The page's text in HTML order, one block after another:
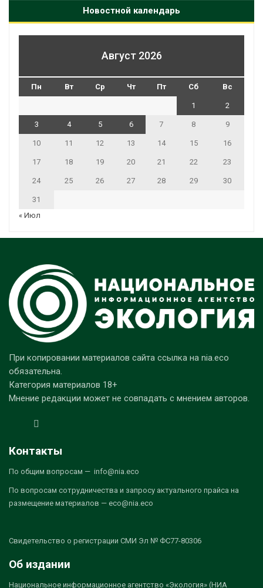
Новостной календарь
Август 2026
Пн Вт Ср Чт Пт Сб Вс
1 2
3 4 5 6 7 8 9
10 11 12 13 14 15 16
17 18 19 20 21 22 23
24 25 26 27 28 29 30
31
« Июл
При копировании материалов сайта ссылка на nia.eco
обязательна.
Категория материалов 18+
Мнение редакции может не совпадать с мнением авторов.
Контакты
По общим вопросам — info@nia.eco
По вопросам сотрудничества и запросу актуального прайса на
размещение материалов — eco@nia.eco
Свидетельство о регистрации СМИ Эл № ФС77-80306
Об издании
Национальное информационное агентство «Экология» (НИА